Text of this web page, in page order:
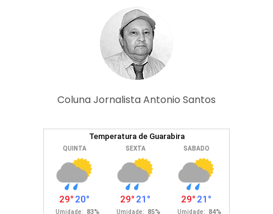
Coluna Jornalista Antonio Santos